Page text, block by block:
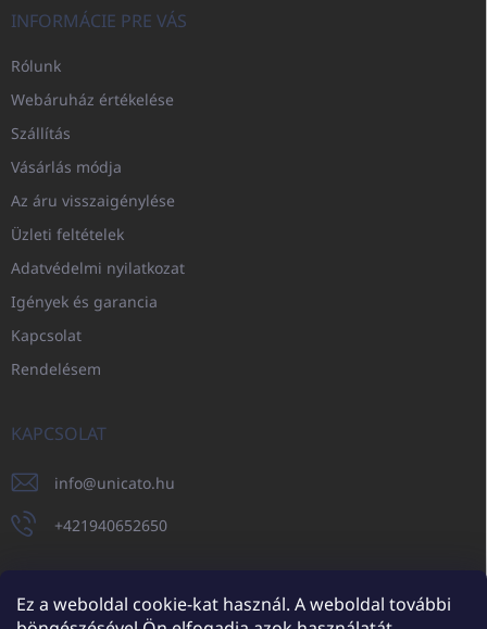
Ez a weboldal cookie-kat használ. A weboldal további
INFORMÁCIE PRE VÁS
Rólunk
Webáruház értékelése
Szállítás
Vásárlás módja
Az áru visszaigénylése
Üzleti feltételek
Adatvédelmi nyilatkozat
Igények és garancia
Kapcsolat
Rendelésem
KAPCSOLAT
info@unicato.hu
+421940652650